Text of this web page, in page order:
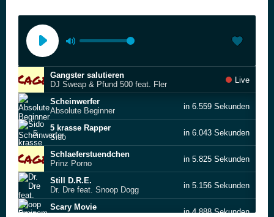
Gangster salutieren
DJ Sweap & Pfund 500 feat. Fler
Live
Scheinwerfer
Absolute Beginner
in 6.559 Sekunden
5 krasse Rapper
Sido
in 6.043 Sekunden
Schlaeferstuendchen
Prinz Porno
in 5.825 Sekunden
Still D.R.E.
Dr. Dre feat. Snoop Dogg
in 5.156 Sekunden
Scary Movie
in 4.888 Sekunden